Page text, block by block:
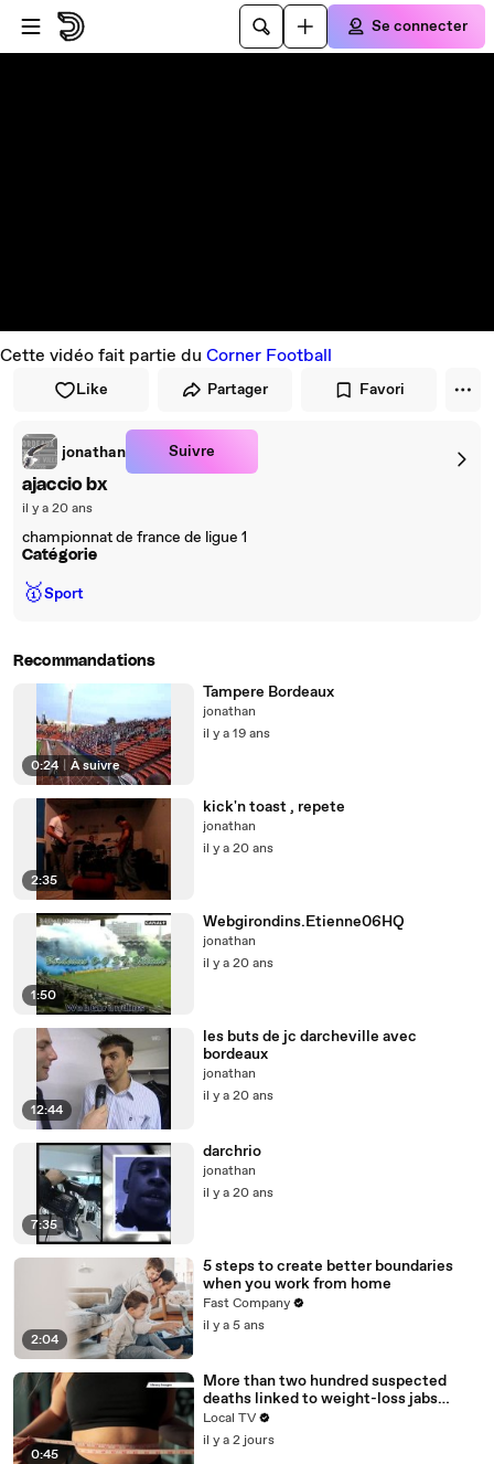
Passer au player
Passer au contenu principal
Se connecter
Cette vidéo fait partie du Corner Football
Like Partager Favori
jonathan Suivre
ajaccio bx
il y a 20 ans
championnat de france de ligue 1
Catégorie
🥇Sport
Recommandations
0:24 À suivre
Tampere Bordeaux
jonathan
il y a 19 ans
2:35
kick'n toast , repete
jonathan
il y a 20 ans
1:50
Webgirondins.Etienne06HQ
jonathan
il y a 20 ans
12:44
les buts de jc darcheville avec
bordeaux
jonathan
il y a 20 ans
7:35
darchrio
jonathan
il y a 20 ans
2:04
5 steps to create better boundaries
when you work from home
Fast Company
il y a 5 ans
0:45
More than two hundred suspected
deaths linked to weight-loss jabs
reported to regulator
Local TV
il y a 2 jours